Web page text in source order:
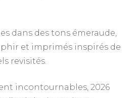
dans des tons émeraude,
et imprimés inspirés de
revisités.
incontournables, 2026